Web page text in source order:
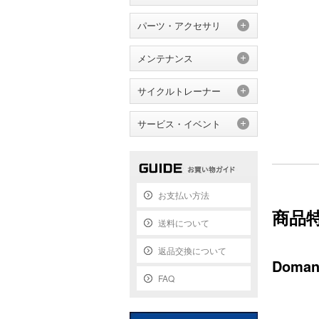
商品
パーツ・アクセサリ
メンテナンス
サイクルトレーナー
サービス・イベント
お支払い方法
送料について
返品交換について
FAQ